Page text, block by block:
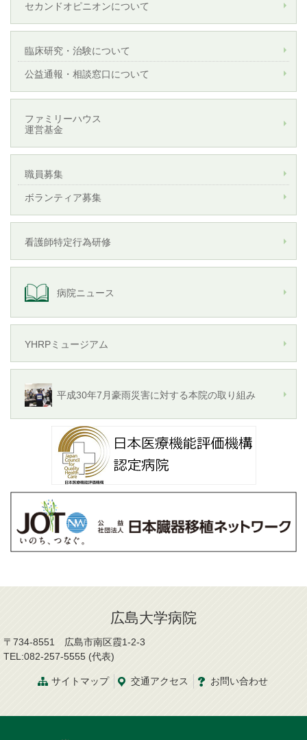
セカンドオピニオンについて
臨床研究・治験について
公益通報・相談窓口について
ファミリーハウス
運営基金
職員募集
ボランティア募集
看護師特定行為研修
病院ニュース
YHRPミュージアム
平成30年7月豪雨災害に対する本院の取り組み
広島大学病院
〒734-8551 広島市南区霞1-2-3
TEL:082-257-5555 (代表)
サイトマップ 交通アクセス お問い合わせ